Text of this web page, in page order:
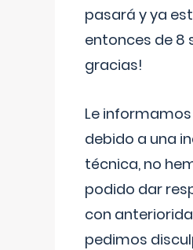
pasará y ya
entonces de 8
gracias!
Le informamos
debido a una
técnica, no
podido dar
con
pedimos